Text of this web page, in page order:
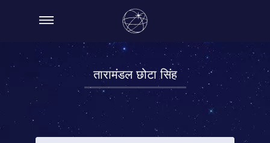
तारामंडल छोटा सिंह